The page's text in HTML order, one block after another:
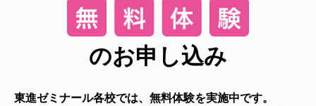
のお申し込み
東進ゼミナール各校では、無料体験を実施中です。